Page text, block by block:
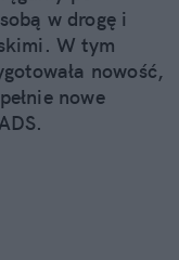
w drogę i
W tym
nowość,
nowe